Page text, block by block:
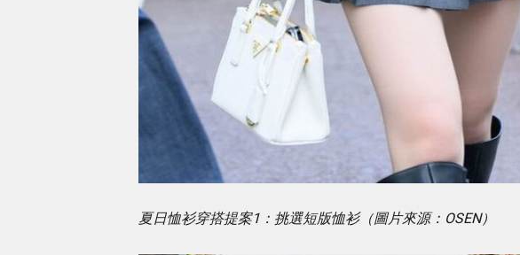
夏日恤衫穿搭提案1：挑選短版恤衫（圖片來源：OSEN）